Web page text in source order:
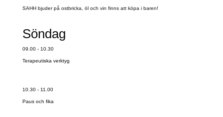
SAHH bjuder på ostbricka, öl och vin finns att köpa i baren!
Söndag
09.00 - 10.30
Terapeutiska verktyg
10.30 - 11.00
Paus och fika